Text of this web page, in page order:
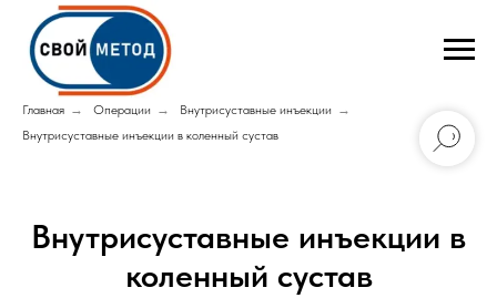
Главная → Операции → Внутрисуставные инъекции →
Внутрисуставные инъекции в коленный сустав
Внутрисуставные инъекции в
коленный сустав